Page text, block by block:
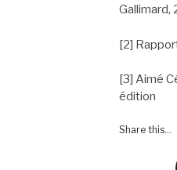
Gallimard,
[2]
[3] Aimé
édition
Share this...